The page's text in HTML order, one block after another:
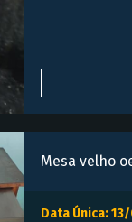
Mesa velho
Data Única: